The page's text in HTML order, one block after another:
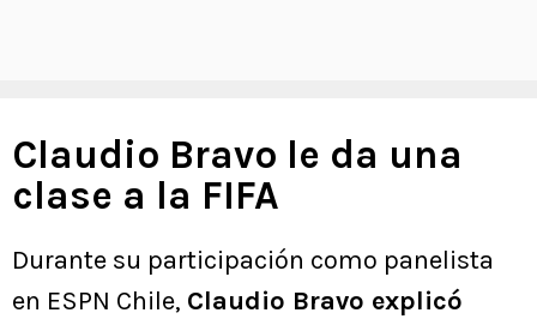
Claudio Bravo le da una
clase a la FIFA
Durante su participación como panelista
en ESPN Chile, Claudio Bravo explicó